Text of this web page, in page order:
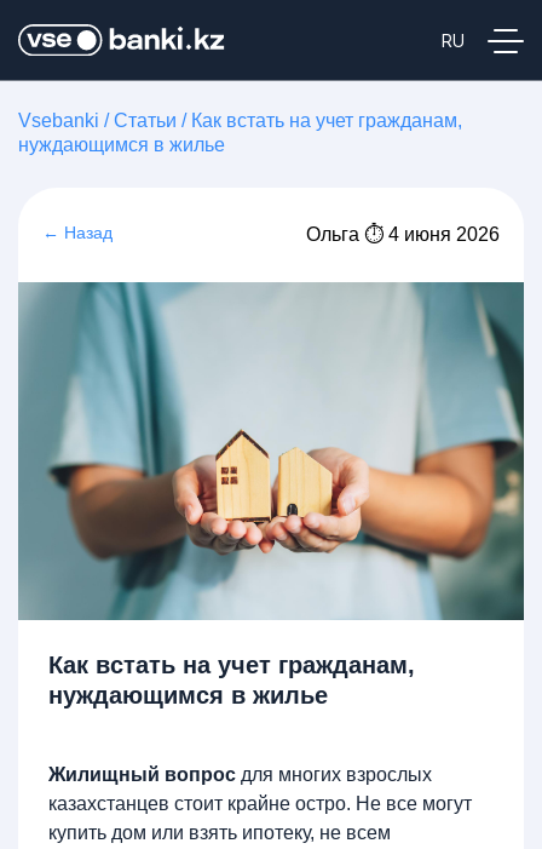
Vsebanki /Статьи / Как встать на учет гражданам,
нуждающимся в жилье
← Назад Ольга ⏱ 4 июня 2026
Как встать на учет гражданам,
нуждающимся в жилье
Жилищный вопрос для многих взрослых
казахстанцев стоит крайне остро. Не все могут
купить дом или взять ипотеку, не всем